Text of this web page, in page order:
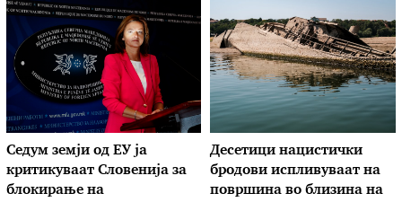
Седум земји од ЕУ ја
критикуваат Словенија за
блокирање на
Десетици нацистички
бродови испливуваат на
површина во близина на